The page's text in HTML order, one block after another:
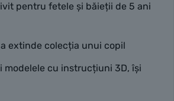
pentru fetele și băieții de 5 ani
a extinde colecția unui copil
modelele cu instrucțiuni 3D, își